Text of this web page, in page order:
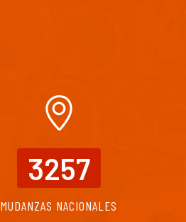
3257
MUDANZAS NACIONALES